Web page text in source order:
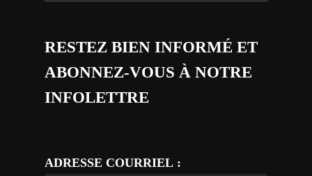
RESTEZ BIEN INFORMÉ ET
ABONNEZ-VOUS À NOTRE
INFOLETTRE
ADRESSE COURRIEL :